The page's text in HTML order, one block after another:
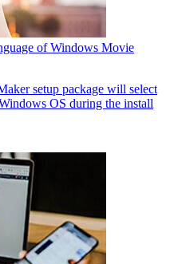
of Windows Movie
setup package will select
OS during the install